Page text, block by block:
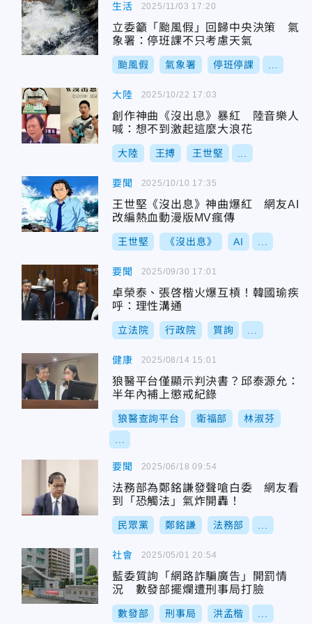
生活
立委籲「颱風假」回歸中央決策 氣
象署：停班課不只考慮天氣
颱風假 氣象署 停班停課
2025/11/03 17:20
大陸
創作神曲《沒出息》暴紅 陸音樂人
喊：想不到激起這麼大浪花
大陸 王搏 王世堅
2025/10/22 17:03
要聞
王世堅《沒出息》神曲爆紅 網友AI
改編熱血動漫版MV瘋傳
王世堅 《沒出息》 AI
2025/10/10 17:35
要聞
卓榮泰、張啓楷火爆互槓！韓國瑜疾
呼：理性溝通
立法院 行政院 質詢
2025/09/30 17:01
健康
狼醫平台僅顯示判決書？邱泰源允：
半年內補上懲戒紀錄
狼醫查詢平台 衛福部 林淑芬
2025/08/14 15:01
要聞
法務部為鄭銘謙發聲嗆白委 網友看
到「恐觸法」氣炸開轟！
民眾黨 鄭銘謙 法務部
2025/06/18 09:54
社會
藍委質詢「網路詐騙廣告」開罰情
況 數發部擺爛遭刑事局打臉
數發部 刑事局 洪孟楷
2025/05/01 20:54